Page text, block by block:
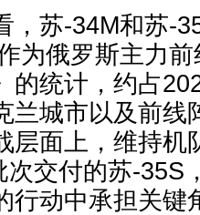
，苏-34M和苏-
为俄罗斯主力
的统计，约占
兰城市以及前线
层面上，维持机
次交付的苏-35S
行动中承担关键